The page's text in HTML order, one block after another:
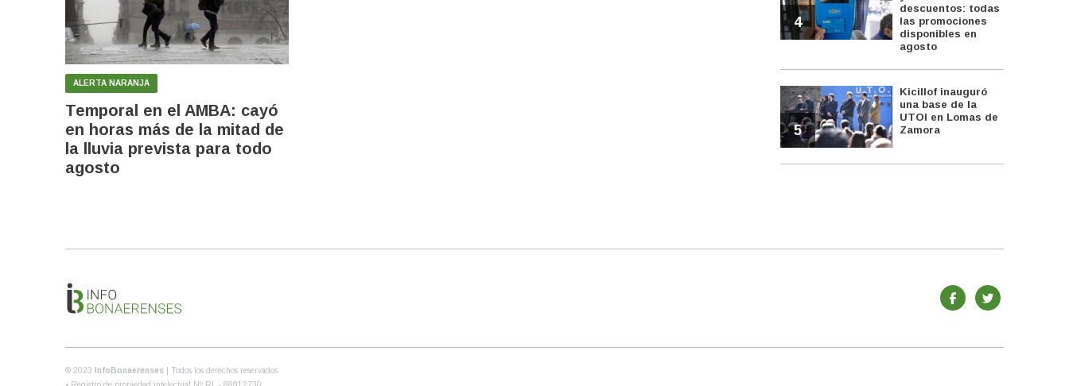
ALERTA NARANJA
Temporal en el AMBA: cayó
en horas más de la mitad de
la lluvia prevista para todo
agosto
4
descuentos: todas
las promociones
disponibles en
agosto
5
Kicillof inauguró
una base de la
UTOI en Lomas de
Zamora
© 2023 InfoBonaerenses
| Todos los derechos reservados